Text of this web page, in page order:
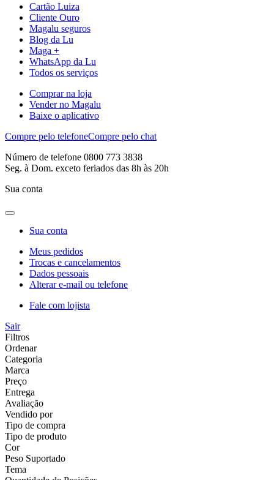
Cartão Luiza
Cliente Ouro
Magalu seguros
Blog da Lu
Maga +
WhatsApp da Lu
Todos os serviços
Comprar na loja
Vender no Magalu
Baixe o aplicativo
Compre pelo telefoneCompre pelo chat
Número de telefone 0800 773 3838
Seg. à Dom. exceto feriados das 8h às 20h
Sua conta
Sua conta
Meus pedidos
Trocas e cancelamentos
Dados pessoais
Alterar e-mail ou telefone
Fale com lojista
Sair
Filtros
Ordenar
Categoria
Marca
Preço
Entrega
Avaliação
Vendido por
Tipo de compra
Tipo de produto
Cor
Peso Suportado
Tema